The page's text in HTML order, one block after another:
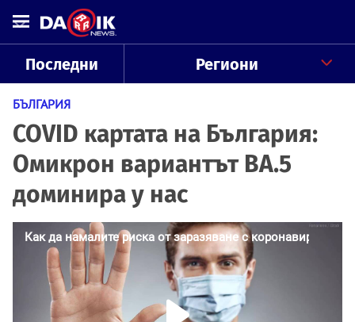
Последни Региони
БЪЛГАРИЯ
COVID картата на България:
Омикрон вариантът BA.5
доминира у нас